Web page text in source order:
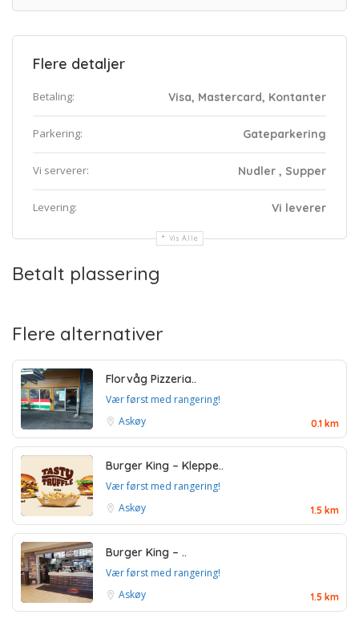
Flere detaljer
Betaling: Visa, Mastercard, Kontanter
Parkering: Gateparkering
Vi serverer: Nudler , Supper
Levering: Vi leverer
Vis Alle
Betalt plassering
Flere alternativer
Florvåg Pizzeria..
Vær først med rangering!
Askøy
0.1 km
Burger King – Kleppe..
Vær først med rangering!
Askøy
1.5 km
Burger King – ..
Vær først med rangering!
Askøy
1.5 km